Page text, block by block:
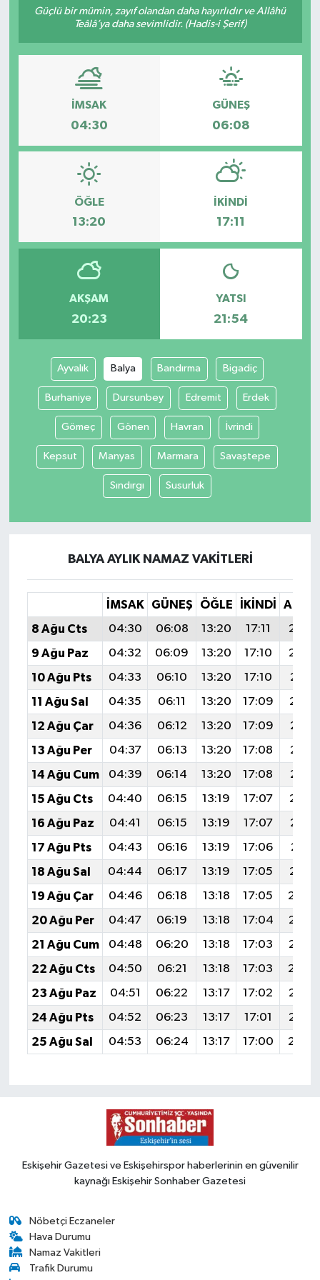
Güçlü bir mümin, zayıf olandan daha hayırlıdır ve Allâhü
Teâlâ’ya daha sevimlidir. (Hadis-i Şerif)
İMSAK
04:30
GÜNEŞ
06:08
ÖĞLE
13:20
İKINDI
17:11
AKŞAM
20:23
YATSI
21:54
Ayvalık Balya Bandırma Bigadiç
Burhaniye Dursunbey Edremit Erdek
Gömeç Gönen Havran İvrindi
Kepsut Manyas Marmara Savaştepe
Sındırgı Susurluk
BALYA AYLIK NAMAZ VAKITLERI
İMSAK GÜNEŞ ÖĞLE İKINDI
8 Ağu Cts
04:30 06:08 13:20 17:11
9 Ağu Paz
04:32 06:09 13:20 17:10
10 Ağu Pts
04:33 06:10 13:20 17:10
20:21
11 Ağu Sal
04:35 06:11 13:20 17:09
20:19
12 Ağu Çar
04:36 06:12 13:20 17:09
20:18
13 Ağu Per
04:37 06:13 13:20 17:08
20:17
14 Ağu Cum
04:39 06:14 13:20 17:08
20:15
15 Ağu Cts
04:40 06:15 13:19 17:07
20:14
16 Ağu Paz
04:41 06:15 13:19 17:07
20:13
17 Ağu Pts
04:43 06:16 13:19 17:06
20:11
18 Ağu Sal
04:44 06:17 13:19 17:05
20:10
19 Ağu Çar
04:46 06:18 13:18 17:05
20 Ağu Per
04:47 06:19 13:18 17:04
21 Ağu Cum
04:48 06:20 13:18 17:03
22 Ağu Cts
04:50 06:21 13:18 17:03
23 Ağu Paz
04:51 06:22 13:17 17:02
24 Ağu Pts
04:52 06:23 13:17 17:01
25 Ağu Sal
04:53 06:24 13:17 17:00
Eskişehir Gazetesi ve Eskişehirspor haberlerinin en güvenilir
kaynağı Eskişehir Sonhaber Gazetesi
Nöbetçi Eczaneler
Hava Durumu
Namaz Vakitleri
Trafik Durumu
Siyaset